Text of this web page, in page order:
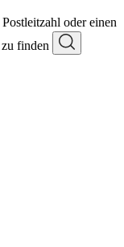
oder einen
finden